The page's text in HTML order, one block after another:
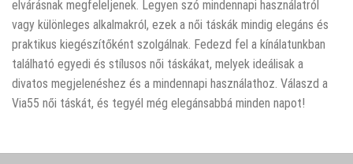
elvárásnak megfeleljenek. Legyen szó mindennapi használatról
vagy különleges alkalmakról, ezek a női táskák mindig elegáns és
praktikus kiegészítőként szolgálnak. Fedezd fel a kínálatunkban
található egyedi és stílusos női táskákat, melyek ideálisak a
divatos megjelenéshez és a mindennapi használathoz. Válaszd a
Via55 női táskát, és tegyél még elegánsabbá minden napot!